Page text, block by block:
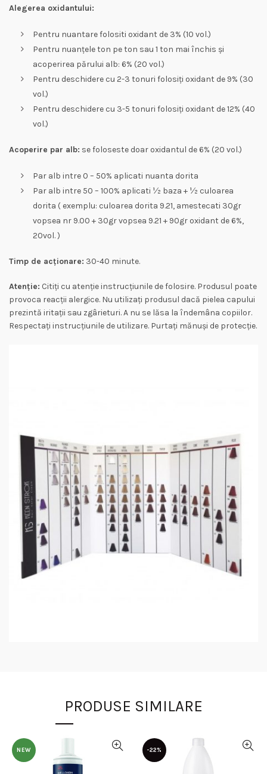
Alegerea oxidantului:
Pentru nuantare folositi oxidant de 3% (10 vol.)
Pentru nuanțele ton pe ton sau 1 ton mai închis și
acoperirea părului alb: 6% (20 vol.)
Pentru deschidere cu 2-3 tonuri folosiți oxidant de 9% (30
vol.)
Pentru deschidere cu 3-5 tonuri folosiți oxidant de 12% (40
vol.)
Acoperire par alb: se foloseste doar oxidantul de 6% (20 vol.)
Par alb intre 0 – 50% aplicati nuanta dorita
Par alb intre 50 – 100% aplicati ½ baza + ½ culoarea
dorita ( exemplu: culoarea dorita 9.21, amestecati 30gr
vopsea nr 9.00 + 30gr vopsea 9.21 + 90gr oxidant de 6%,
20vol. )
Timp de acționare: 30-40 minute.
Atenție: Citiți cu atenție instrucțiunile de folosire. Produsul poate
provoca reacții alergice. Nu utilizați produsul dacă pielea capului
prezintă iritații sau zgârieturi. A nu se lăsa la îndemâna copiilor.
Respectați instrucțiunile de utilizare. Purtați mănuși de protecție.
PRODUSE SIMILARE
NEW -22%